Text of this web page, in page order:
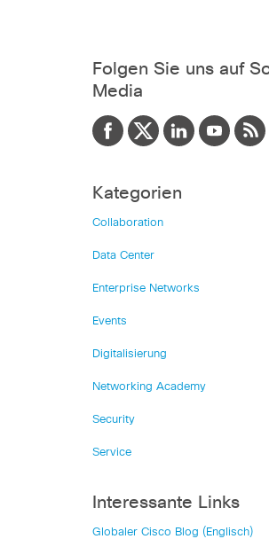
Folgen Sie uns auf
Media
Kategorien
Collaboration
Data Center
Enterprise Networks
Events
Digitalisierung
Networking Academy
Security
Service
Interessante Links
Globaler Cisco Blog (Englisch)